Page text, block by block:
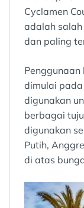
Cyclamen
adalah
dan paling
dimulai
digunakan
berbagai
digunakan
Putih,
di atas